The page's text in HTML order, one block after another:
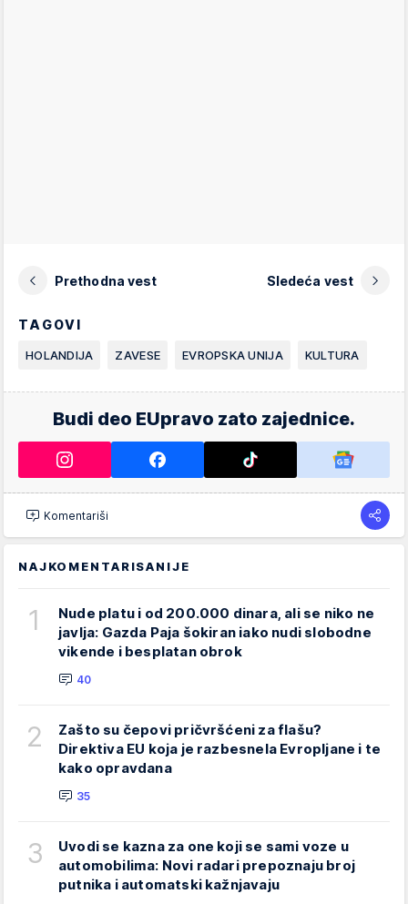
Prethodna vest Sledeća vest
TAGOVI
HOLANDIJA ZAVESE EVROPSKA UNIJA KULTURA
Budi deo EUpravo zato zajednice.
Komentariši
NAJKOMENTARISANIJE
1
Nude platu i od 200.000 dinara, ali se niko ne
javlja: Gazda Paja šokiran iako nudi slobodne
vikende i besplatan obrok
40
2
Zašto su čepovi pričvršćeni za flašu?
Direktiva EU koja je razbesnela Evropljane i te
kako opravdana
35
3
Uvodi se kazna za one koji se sami voze u
automobilima: Novi radari prepoznaju broj
putnika i automatski kažnjavaju